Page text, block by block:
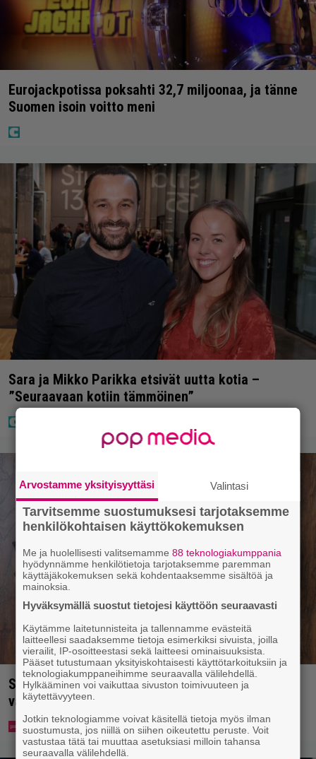
Eurojackpotissa poksahti 32,7 miljoonaa, ja tänne
Suomen isoin voitto meni
Sara ja Mikko Parikka etsivät uutta kotia –
”Seuraavaan kotiin tämmöinen”
Syötkö perunoita näin? Tutkijat löysivät yhteyden
vakavaan kansansairauteen
Arvostamme yksityisyyttäsi Valintasi
Tarvitsemme suostumuksesi tarjotaksemme
henkilökohtaisen käyttökokemuksen
Me ja huolellisesti valitsemamme88 teknologiakumppania
hyödynnämme henkilötietoja tarjotaksemme paremman
käyttäjäkokemuksen sekä kohdentaaksemme sisältöä ja
mainoksia.
Hyväksymällä suostut tietojesi käyttöön seuraavasti
Käytämme laitetunnisteita ja tallennamme evästeitä
laitteellesi saadaksemme tietoja esimerkiksi sivuista, joilla
vierailit, IP-osoitteestasi sekä laitteesi ominaisuuksista.
Pääset tutustumaan yksityiskohtaisesti käyttötarkoituksiin ja
teknologiakumppaneihimme seuraavalla välilehdellä.
Hylkääminen voi vaikuttaa sivuston toimivuuteen ja
käytettävyyteen.
Jotkin teknologiamme voivat käsitellä tietoja myös ilman
suostumusta, jos niillä on siihen oikeutettu peruste. Voit
vastustaa tätä tai muuttaa asetuksiasi milloin tahansa
seuraavalla välilehdellä.